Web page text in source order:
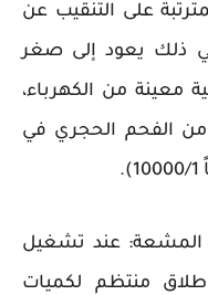
على التنقيب عن
ذلك يعود إلى صغر
معينة من الكهرباء،
من الفحم الحجري في
المشعة: عند تشغيل
منتظم لكميات